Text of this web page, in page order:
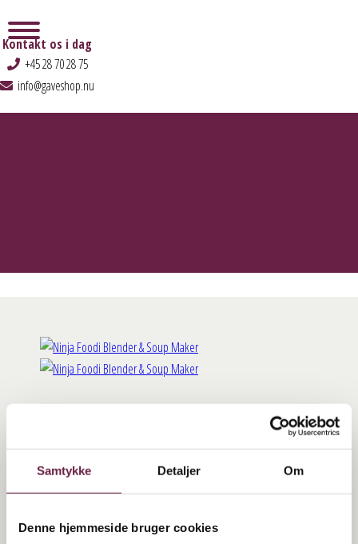
Samtykke Detaljer Om
Denne hjemmeside bruger cookies
Kontakt os i dag
+45 28 70 28 75
info@gaveshop.nu
Ninja Foodi Blender & Soup
Maker